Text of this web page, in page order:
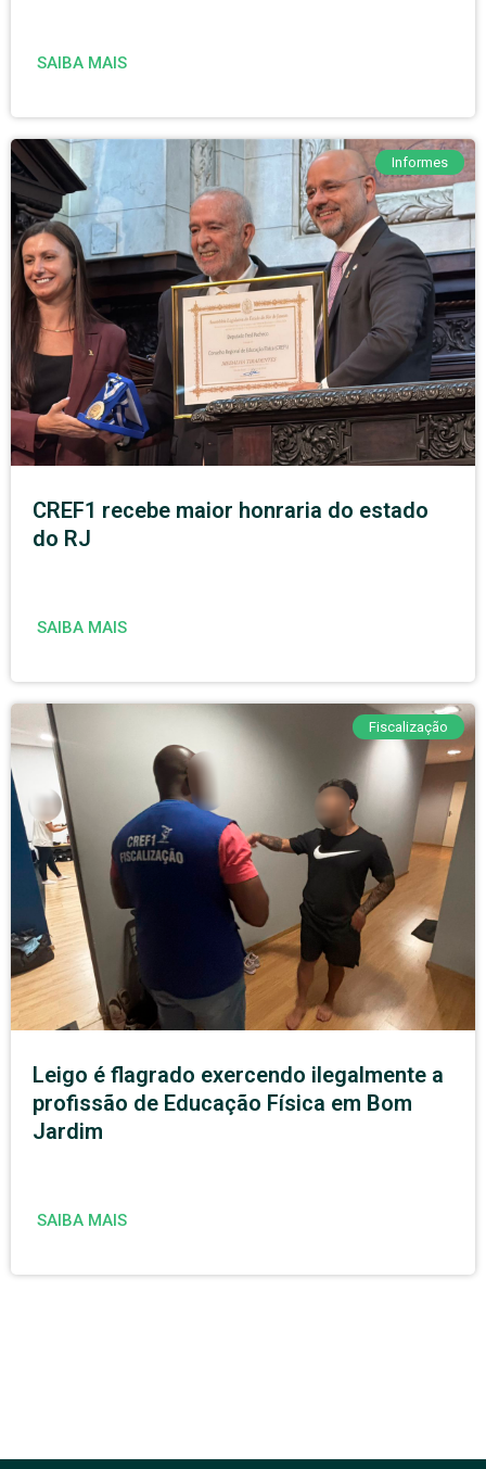
SAIBA MAIS
Informes
CREF1 recebe maior honraria do estado
do RJ
SAIBA MAIS
Fiscalização
Leigo é flagrado exercendo ilegalmente a
profissão de Educação Física em Bom
Jardim
SAIBA MAIS